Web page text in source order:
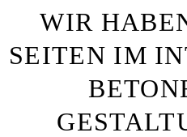
WIR
SEITEN IM